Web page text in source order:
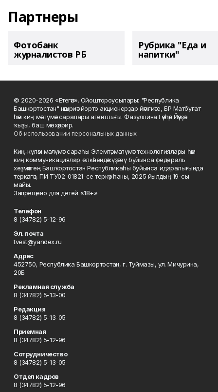
Партнеры
Фотобанк
журналистов РБ
Рубрика "Еда и
напитки"
© 2020-2026 «Етегән». Ойоштороусылары: "Республика
Башкортостан" нәшриәт йорто акционерҙар йәмғиәте, БР Матбуғат
һәм киң мәғлүмәт саралары агентлығы. Фазуллина Гәүһәр Йәүҙәт
ҡыҙы, баш мөхәррир.
Об использовании персональных данных
Киң-күләм мәғлүмәт сараһы Элемтә, мәғлүмәт технологиялары һәм
киң коммуникациялар өлкәһендә күҙәтеү буйынса федераль
хеҙмәттең Башҡортостан Республикаһы буйынса идаралығында
теркәлгән, ПИ ТУ02-01821-се теркәү һаны, 2025 йылдың 19-сы
майы.
Запрещено для детей «18+»
Телефон
8 (34782) 5-12-96
Эл. почта
tvest@yandex.ru
Адрес
452750, Республика Башкортостан, г. Туймазы, ул. Мичурина,
20Б
Рекламная служба
8 (34782) 5-13-00
Редакция
8 (34782) 5-13-05
Приемная
8 (34782) 5-12-96
Сотрудничество
8 (34782) 5-13-05
Отдел кадров
8 (34782) 5-12-96